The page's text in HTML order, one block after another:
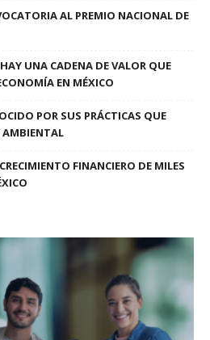
AL PREMIO NACIONAL DE
UNA CADENA DE VALOR QUE
EN MÉXICO
POR SUS PRÁCTICAS QUE
AMBIENTAL
FINANCIERO DE MILES